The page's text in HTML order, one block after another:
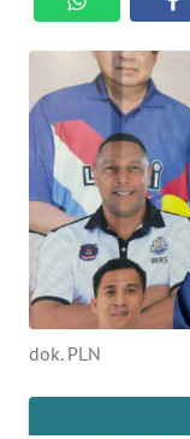
dok. PLN
SERBI
OPINI
Informasi
INDEKS
BERITA
KONTAK
KAMI
IKLAN